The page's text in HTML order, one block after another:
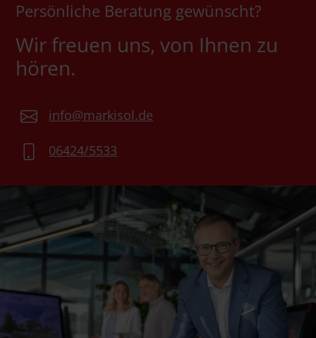
Persönliche Beratung gewünscht?
Wir freuen uns, von Ihnen zu
hören.
info@markisol.de
06424/5533